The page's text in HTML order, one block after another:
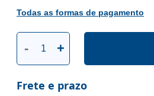
Todas as formas de pagamento
- +
Frete e prazo